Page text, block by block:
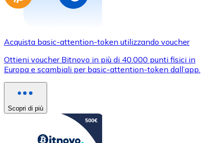
Acquista basic-attention-token utilizzando voucher
Ottieni voucher Bitnovo in più di 40.000 punti fisici in
Europa e scambiali per basic-attention-token dall’app.
Scopri di più